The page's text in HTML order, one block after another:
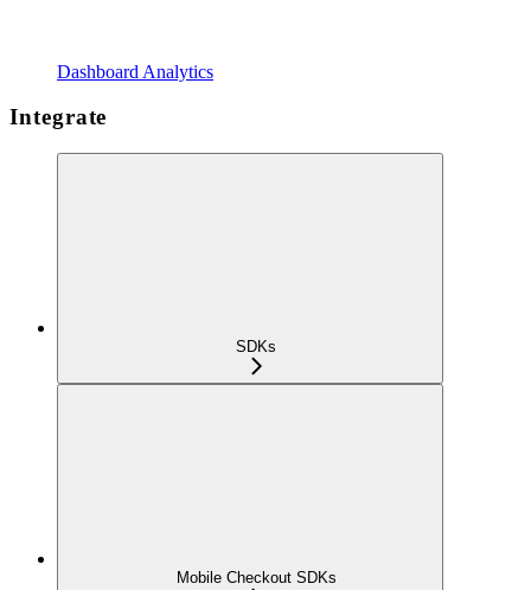
Dashboard Analytics
Integrate
SDKs
Mobile Checkout SDKs